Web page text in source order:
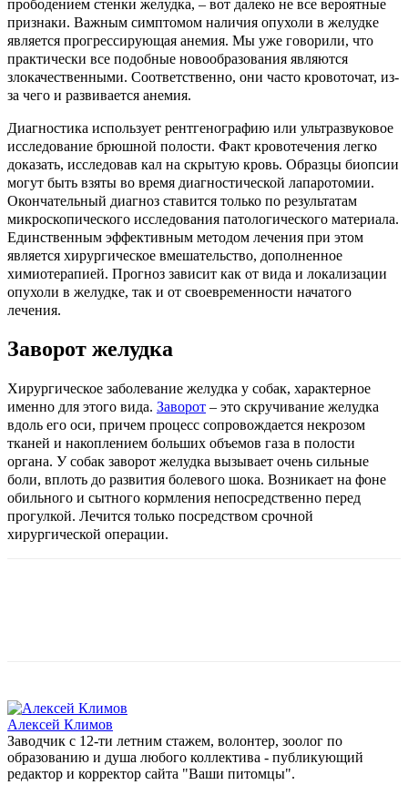
прободением стенки желудка, – вот далеко не все вероятные
признаки. Важным симптомом наличия опухоли в желудке
является прогрессирующая анемия. Мы уже говорили, что
практически все подобные новообразования являются
злокачественными. Соответственно, они часто кровоточат, из-
за чего и развивается анемия.
Диагностика использует рентгенографию или ультразвуковое
исследование брюшной полости. Факт кровотечения легко
доказать, исследовав кал на скрытую кровь. Образцы биопсии
могут быть взяты во время диагностической лапаротомии.
Окончательный диагноз ставится только по результатам
микроскопического исследования патологического материала.
Единственным эффективным методом лечения при этом
является хирургическое вмешательство, дополненное
химиотерапией. Прогноз зависит как от вида и локализации
опухоли в желудке, так и от своевременности начатого
лечения.
Заворот желудка
Хирургическое заболевание желудка у собак, характерное
именно для этого вида. Заворот – это скручивание желудка
вдоль его оси, причем процесс сопровождается некрозом
тканей и накоплением больших объемов газа в полости
органа. У собак заворот желудка вызывает очень сильные
боли, вплоть до развития болевого шока. Возникает на фоне
обильного и сытного кормления непосредственно перед
прогулкой. Лечится только посредством срочной
хирургической операции.
Алексей Климов
Заводчик c 12-ти летним стажем, волонтер, зоолог по
образованию и душа любого коллектива - публикующий
редактор и корректор сайта "Ваши питомцы".